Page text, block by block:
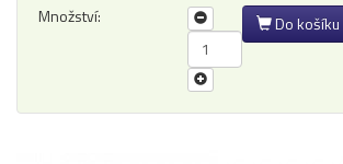
pro jehličkové tiskárny
pro inkoustové tiskárny
pro kopírovací stroje
Ostatní
Množství: Do košíku